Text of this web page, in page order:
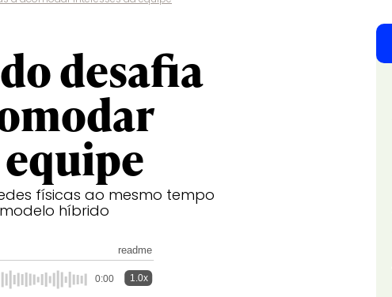
desafia
físicas ao mesmo tempo
híbrido
readme
0:00 1.0x